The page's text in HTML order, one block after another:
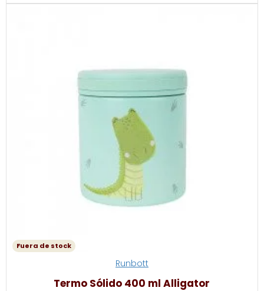
Fuera de stock
Runbott
Termo Sólido 400 ml Alligator